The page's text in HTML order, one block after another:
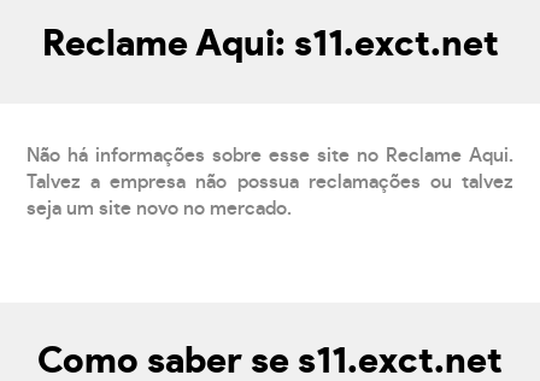
Reclame Aqui: s11.exct.net
Não há informações sobre esse site no Reclame Aqui.
Talvez a empresa não possua reclamações ou talvez
seja um site novo no mercado.
Como saber se s11.exct.net